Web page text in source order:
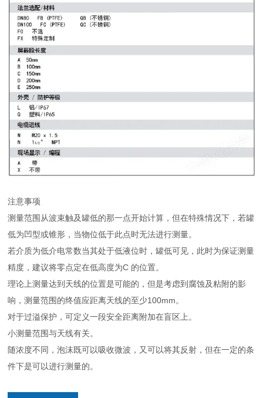
注意事项
测量范围从波束触及罐低的那一点开始计算，但在特殊情况下，若罐
低为凹型或锥形，当物位低于此点时无法进行测量。
若介质为低介电常数当其处于低液位时，罐低可见，此时为保证测量
精度，建议将零点定在低高度为C 的位置。
理论上测量达到天线的位置是可能的，但是考虑到腐蚀及粘附的影
响，测量范围的终值应距离天线的至少100mm。
对于过溢保护，可定义一段安全距离附加在盲区上。
小测量范围与天线有关。
随浓度不同，泡沫既可以吸收微波，又可以将其反射，但在一定的条
件下是可以进行测量的。